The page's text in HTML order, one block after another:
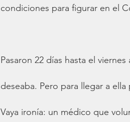
condiciones para figurar en el
Pasaron 22 días hasta el
deseaba. Pero para llegar a
Vaya ironía: un médico que